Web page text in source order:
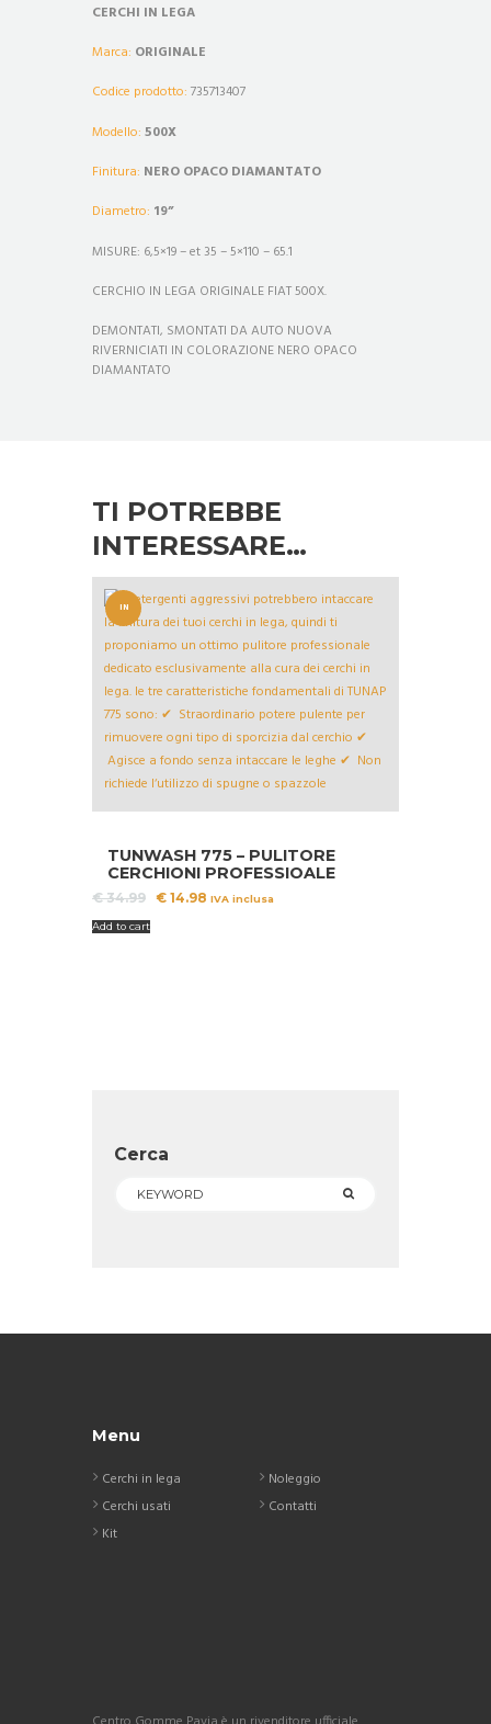
CERCHI IN LEGA
Marca: ORIGINALE
Codice prodotto: 735713407
Modello: 500X
Finitura: NERO OPACO DIAMANTATO
Diametro: 19”
MISURE: 6,5×19 – et 35 – 5×110 – 65.1
CERCHIO IN LEGA ORIGINALE FIAT 500X.
DEMONTATI, SMONTATI DA AUTO NUOVA
RIVERNICIATI IN COLORAZIONE NERO OPACO
DIAMANTATO
TI POTREBBE
INTERESSARE…
IN
OFFERT
A!
TUNWASH 775 – PULITORE
CERCHIONI PROFESSIOALE
€34.99 Il
€ 14.98 IlIVA inclusa
Add to cart
Cerca
Menu
Cerchi in lega
Cerchi usati
Kit
Noleggio
Contatti